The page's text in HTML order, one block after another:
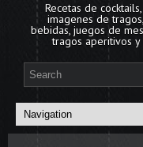
Recetas de
imagenes de
bebidas, juegos de
tragos aperitivos